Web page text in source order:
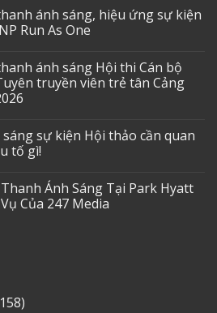
ánh sáng, hiệu ứng sự kiện
Run As One
ánh sáng Hội thi Cán bộ
truyền viên trẻ tân Cảng
sự kiện Hội thảo cần quan
tố gì!
Ánh Sáng Tại Park Hyatt
Của 247 Media